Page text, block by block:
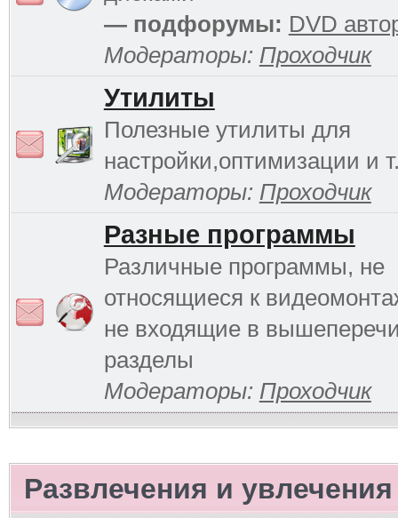
— подфорумы: DVD
Модераторы: Проходчик
Утилиты
Полезные утилиты для
настройки,оптимизации и
Модераторы: Проходчик
Разные программы
Различные программы, не
относящиеся к
не входящие в
разделы
Модераторы: Проходчик
Развлечения и увлечения